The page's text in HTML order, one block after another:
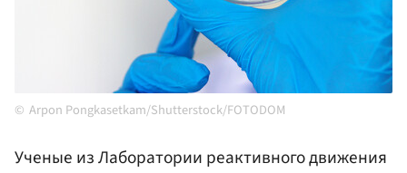
Arpon Pongkasetkam/Shutterstock/FOTODOM
Ученые из Лаборатории реактивного движения